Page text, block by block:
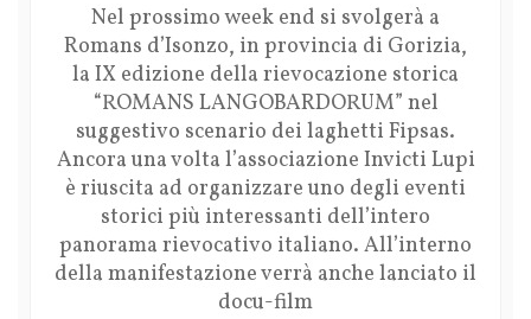
Nel prossimo week end si svolgerà a
Romans d’Isonzo, in provincia di Gorizia,
la IX edizione della rievocazione storica
“ROMANS LANGOBARDORUM” nel
suggestivo scenario dei laghetti Fipsas.
Ancora una volta l’associazione Invicti Lupi
è riuscita ad organizzare uno degli eventi
storici più interessanti dell’intero
panorama rievocativo italiano. All’interno
della manifestazione verrà anche lanciato il
docu-film